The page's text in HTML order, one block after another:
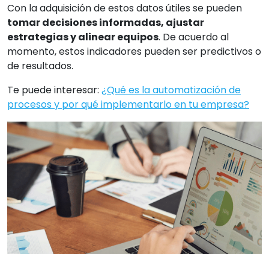
Con la adquisición de estos datos útiles se pueden
tomar decisiones informadas, ajustar
estrategias y alinear equipos. De acuerdo al
momento, estos indicadores pueden ser predictivos o
de resultados.
Te puede interesar: ¿Qué es la automatización de
procesos y por qué implementarlo en tu empresa?